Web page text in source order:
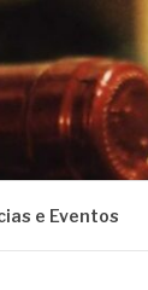
e Eventos